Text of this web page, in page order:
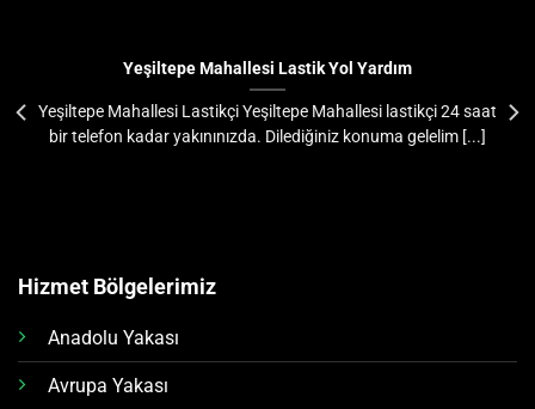
Yeşiltepe Mahallesi Lastik Yol Yardım
Yeşiltepe Mahallesi Lastikçi Yeşiltepe Mahallesi lastikçi 24 saat
bir telefon kadar yakınınızda. Dilediğiniz konuma gelelim [...]
Hizmet Bölgelerimiz
Anadolu Yakası
Avrupa Yakası